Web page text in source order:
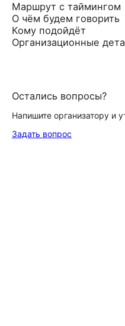
Маршрут с таймингом
О чём будем говорить
Кому подойдёт
Организационные
Остались вопросы?
Напишите организатору и
Задать вопрос